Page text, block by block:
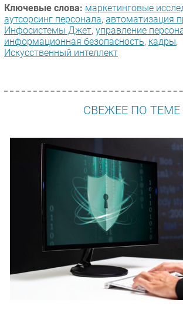
Ключевые слова: маркетинговые
аутсорсинг персонала, автоматизация
Инфосистемы Джет, управление
информационная безопасность, кадры,
Искусственный интеллект
СВЕЖЕЕ ПО ТЕМЕ